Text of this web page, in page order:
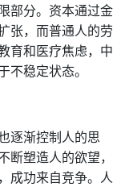
部分。资本通过金
张，而普通人的劳
育和医疗焦虑，中
不稳定状态。
逐渐控制人的思
塑造人的欲望，
成功来自竞争。人